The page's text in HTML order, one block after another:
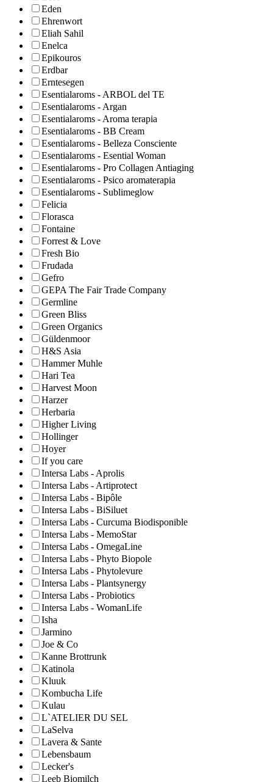
Eden
Ehrenwort
Eliah Sahil
Enelca
Epikouros
Erdbar
Erntesegen
Esentialaroms - ARBOL del TE
Esentialaroms - Argan
Esentialaroms - Aroma terapia
Esentialaroms - BB Cream
Esentialaroms - Belleza Consciente
Esentialaroms - Esential Woman
Esentialaroms - Pro Collagen Antiaging
Esentialaroms - Psico aromaterapia
Esentialaroms - Sublimeglow
Felicia
Florasca
Fontaine
Forrest & Love
Fresh Bio
Frudada
Gefro
GEPA The Fair Trade Company
Germline
Green Bliss
Green Organics
Güldenmoor
H&S Asia
Hammer Muhle
Hari Tea
Harvest Moon
Harzer
Herbaria
Higher Living
Hollinger
Hoyer
If you care
Intersa Labs - Aprolis
Intersa Labs - Artiprotect
Intersa Labs - Bipôle
Intersa Labs - BiSiluet
Intersa Labs - Curcuma Biodisponible
Intersa Labs - MemoStar
Intersa Labs - OmegaLine
Intersa Labs - Phyto Biopole
Intersa Labs - Phytolevure
Intersa Labs - Plantsynergy
Intersa Labs - Probiotics
Intersa Labs - WomanLife
Isha
Jarmino
Joe & Co
Kanne Brottrunk
Katinola
Kluuk
Kombucha Life
Kulau
L`ATELIER DU SEL
LaSelva
Lavera & Sante
Lebensbaum
Lecker's
Leeb Biomilch